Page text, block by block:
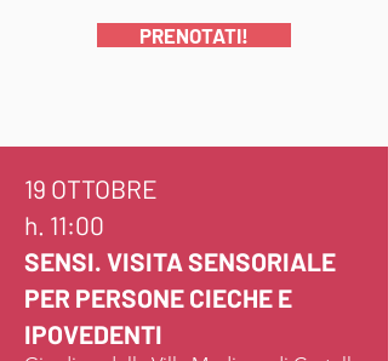
PRENOTATI!
19 OTTOBRE
h. 11:00
SENSI. VISITA SENSORIALE
PER PERSONE CIECHE E
IPOVEDENTI